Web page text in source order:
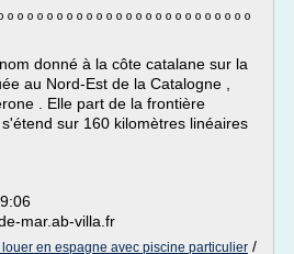
º º º º º º º º º º º º º º º º º º º º º º º º º
donné à la côte catalane sur la
au Nord-Est de la Catalogne ,
. Elle part de la frontière
sur 160 kilomètres linéaires
mar.ab-villa.fr
en espagne avec piscine particulier /